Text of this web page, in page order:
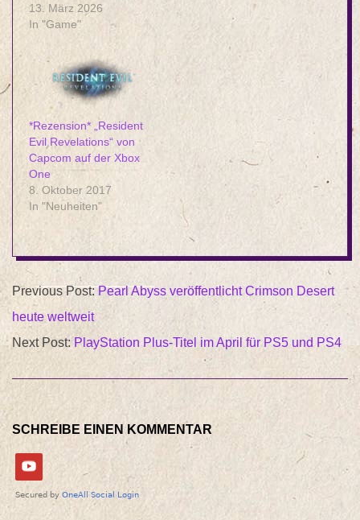
13. März 2026
In "Game"
II: The New Colossus ist
ein reines Single Player
Spiel, was auch gut ist,
und somit zur…
*Rezension* „Resident
Evil Revelations“ von
Capcom auf der Xbox
One
8. Oktober 2017
In "Neuheiten"
2026-
04-
02
Previous Post:Pearl Abyss veröffentlicht Crimson Desert
heute weltweit
Next Post:PlayStation Plus-Titel im April für PS5 und PS4
SCHREIBE EINEN KOMMENTAR